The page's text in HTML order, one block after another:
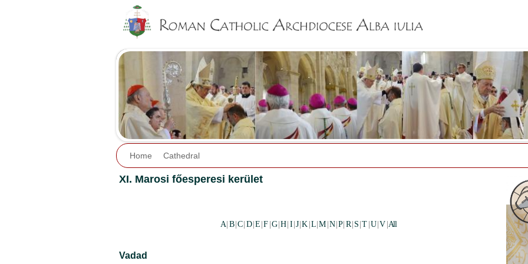
Home Cathedral
XI. Marosi főesperesi kerület
A B |C D E |F G |H I |J |K L |M N |P R| S |T U |V All
Vadad